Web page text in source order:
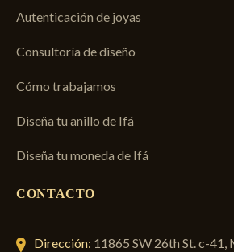
Autenticación de joyas
Consultoría de diseño
Cómo trabajamos
Diseña tu anillo de Ifá
Diseña tu moneda de Ifá
CONTACTO
Dirección: 11865 SW 26th St. c-41,